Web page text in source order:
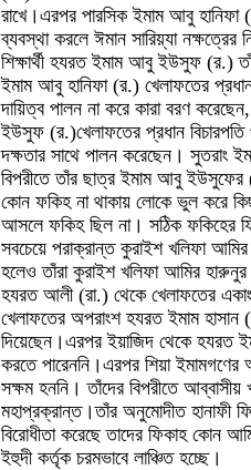
রাখে।এরপর পারসিক ইমাম আবু
ব্যবস্থা করলে ঈমান সারিয়্যা
শিক্ষার্থী হযরত ইমাম আবু ইউসুফ (র.)
ইমাম আবু হানিফা (র.) খেলাফতের
দায়িত্ব পালন না করে কারা বরণ
ইউসুফ (র.)খেলাফতের প্রধান
দক্ষতার সাথে পালন করেছেন। সুতরাং
বিপরীতে তাঁর ছাত্র ইমাম আবু
কোন ফকিহ না থাকায় লোকে ভুল করে
আসলে ফকিহ ছিল না। সঠিক ফকিহের
সবচেয়ে পরাক্রান্ত কুরাইশ খলিফা
হলেও তাঁরা কুরাইশ খলিফা আমির হারুনুর
হযরত আলী (রা.) থেকে খেলাফতের
খেলাফতের অপরাংশ হযরত ইমাম হাসান
দিয়েছেন।এরপর ইয়াজিদ থেকে হযরত
করতে পারেননি।এরপর শিয়া
সক্ষম হননি। তাঁদের বিপরীতে আব্বাসীয়
মহাপ্রক্রান্ত।তাঁর অনুমোদীত হানাফী
বিরোধীতা করেছে তাদের ফিকাহ কোন
ইহুদী কর্তৃক চরমভাবে লাঞ্চিত হচ্ছে।